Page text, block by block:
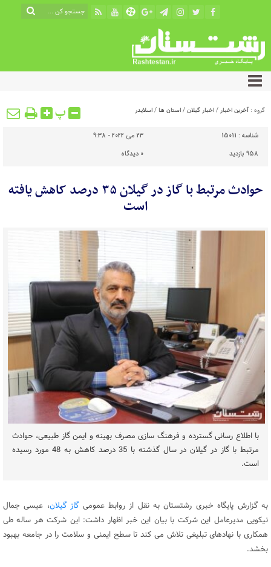
گروه : آخرین اخبار/اخبار گیلان/استان ها/اسلایدر پ
شناسه : 15011
23 می 2022 - 9:38
958 بازدید
0 دیدگاه
حوادث مرتبط با گاز در گیلان ۳۵ درصد کاهش یافته
است
با اطلاع رسانی گسترده و فرهنگ سازی مصرف بهینه و ایمن گاز طبیعی، حوادث
مرتبط با گاز در گیلان در سال گذشته با 35 درصد کاهش به 48 مورد رسیده
است.
به گزارش پایگاه خبری رشتستان به نقل از روابط عمومی گاز گیلان، عیسی جمال
نیکویی مدیرعامل این شرکت با بیان این خبر اظهار داشت: این شرکت هر ساله طی
همکاری با نهادهای تبلیغی تلاش می کند تا سطح ایمنی و سلامت را در جامعه بهبود
بخشد.